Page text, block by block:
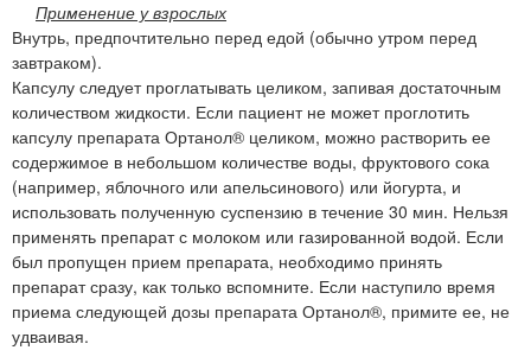
Применение у взрослых
Внутрь, предпочтительно перед едой (обычно утром перед
завтраком).
Капсулу следует проглатывать целиком, запивая достаточным
количеством жидкости. Если пациент не может проглотить
капсулу препарата Ортанол® целиком, можно растворить ее
содержимое в небольшом количестве воды, фруктового сока
(например, яблочного или апельсинового) или йогурта, и
использовать полученную суспензию в течение 30 мин. Нельзя
применять препарат с молоком или газированной водой. Если
был пропущен прием препарата, необходимо принять
препарат сразу, как только вспомните. Если наступило время
приема следующей дозы препарата Ортанол®, примите ее, не
удваивая.